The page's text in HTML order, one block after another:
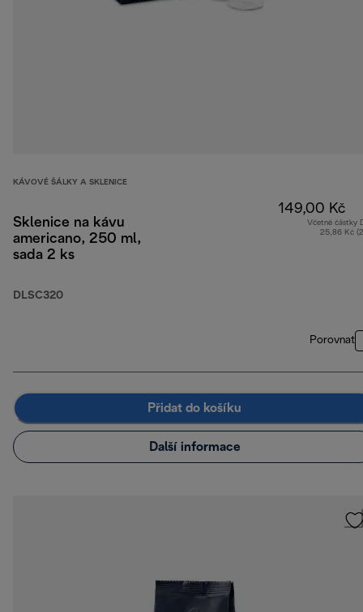
KÁVOVÉ ŠÁLKY A SKLENICE
Sklenice na kávu
americano, 250 ml,
sada 2 ks
DLSC320
149,00 Kč
Včetně částky
25,86 Kč
Porovnat
Přidat do košíku
Další informace